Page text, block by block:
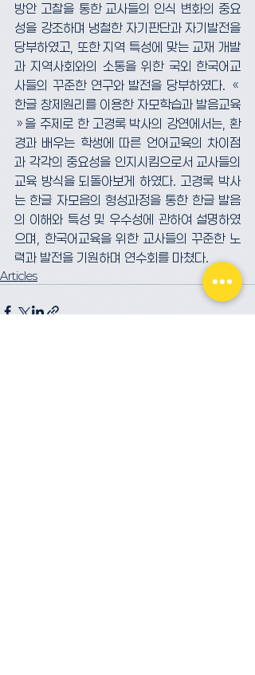
방안 고찰을 통한 교사들의 인식 변화의 중요
성을 강조하며 냉철한 자기판단과 자기발전을
당부하였고, 또한 지역 특성에 맞는 교재 개발
과 지역사회와의 소통을 위한 국외 한국어교
사들의 꾸준한 연구와 발전을 당부하였다. «
한글 창제원리를 이용한 자모학습과 발음교육
»을 주제로 한 고경록 박사의 강연에서는, 환
경과 배우는 학생에 따른 언어교육의 차이점
과 각각의 중요성을 인지시킴으로서 교사들의
교육 방식을 되돌아보게 하였다. 고경록 박사
는 한글 자모음의 형성과정을 통한 한글 발음
의 이해와 특성 및 우수성에 관하여 설명하였
으며, 한국어교육을 위한 교사들의 꾸준한 노
력과 발전을 기원하며 연수회를 마쳤다.
Articles